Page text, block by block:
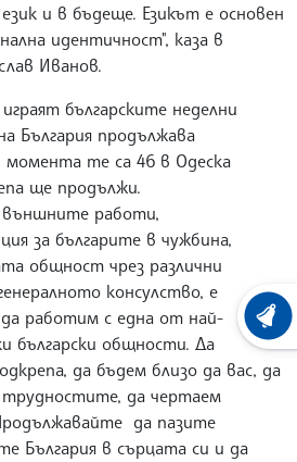
и в бъдеще. Езикът е основен
идентичност", каза в
Иванов.
българските неделни
България продължава
момента те са 46 в Одеска
ще продължи.
работи,
за българите в чужбина,
общност чрез различни
консулство, е
да работим с една от най-
български общности. Да
да бъдем близо да вас, да
трудностите, да чертаем
да пазите
България в сърцата си и да